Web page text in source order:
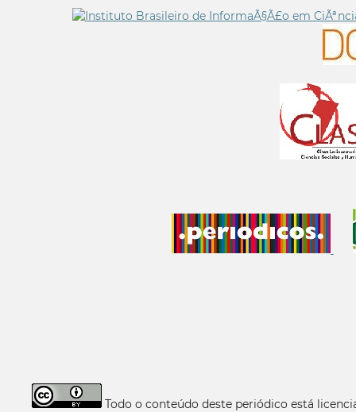
Todo o conteúdo deste periódico está